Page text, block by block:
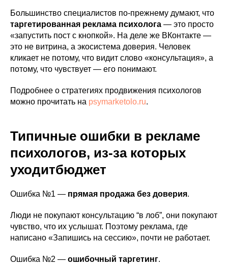
Большинство специалистов по-прежнему думают, что
таргетированная реклама психолога — это просто
«запустить пост с кнопкой». На деле же ВКонтакте —
это не витрина, а экосистема доверия. Человек
кликает не потому, что видит слово «консультация», а
потому, что чувствует — его понимают.
Подробнее о стратегиях продвижения психологов
можно прочитать на psymarketolo.ru.
Типичные ошибки в рекламе
психологов, из-за которых
уходитбюджет
Ошибка №1 — прямая продажа без доверия.
Люди не покупают консультацию “в лоб”, они покупают
чувство, что их услышат. Поэтому реклама, где
написано «Запишись на сессию», почти не работает.
Ошибка №2 — ошибочный таргетинг.